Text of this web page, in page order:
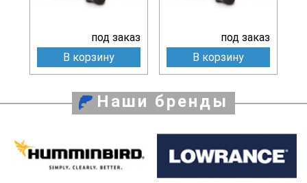
под заказ
В корзину
под заказ
В корзину
Наши бренды